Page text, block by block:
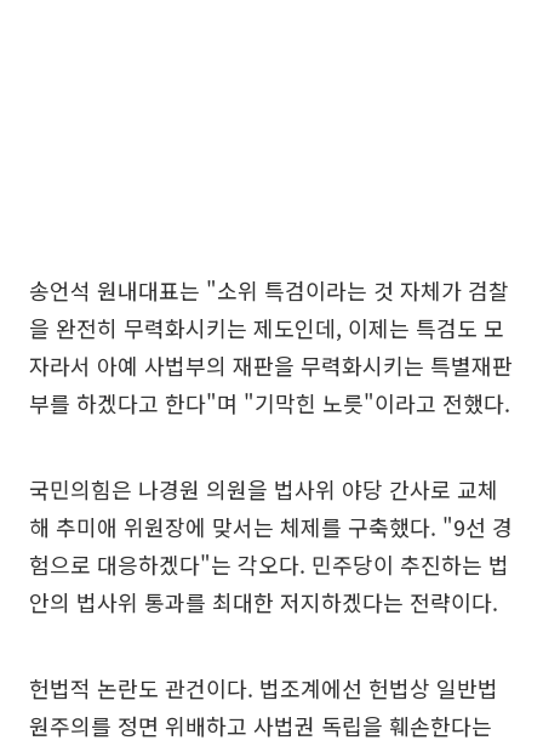
송언석 원내대표는 "소위 특검이라는 것 자체가 검찰
을 완전히 무력화시키는 제도인데, 이제는 특검도 모
자라서 아예 사법부의 재판을 무력화시키는 특별재판
부를 하겠다고 한다"며 "기막힌 노릇"이라고 전했다.
국민의힘은 나경원 의원을 법사위 야당 간사로 교체
해 추미애 위원장에 맞서는 체제를 구축했다. "9선 경
험으로 대응하겠다"는 각오다. 민주당이 추진하는 법
안의 법사위 통과를 최대한 저지하겠다는 전략이다.
헌법적 논란도 관건이다. 법조계에선 헌법상 일반법
원주의를 정면 위배하고 사법권 독립을 훼손한다는